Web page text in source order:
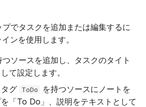
でタスクを追加または編集するに
ンを使用します。
つソースを追加し、タスクのタイト
て設定します。
グ ToDo
を持つソースにノートを
「To Do」、説明をテキストとして